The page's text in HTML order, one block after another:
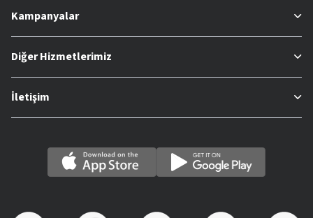
Kampanyalar
Diğer Hizmetlerimiz
İletişim